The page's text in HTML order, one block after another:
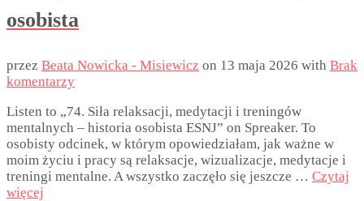
osobista
przez Beata Nowicka - Misiewicz on 13 maja 2026 with Brak
komentarzy
Listen to „74. Siła relaksacji, medytacji i treningów
mentalnych – historia osobista ESNJ” on Spreaker. To
osobisty odcinek, w którym opowiedziałam, jak ważne w
moim życiu i pracy są relaksacje, wizualizacje, medytacje i
treningi mentalne. A wszystko zaczęło się jeszcze … Czytaj
więcej